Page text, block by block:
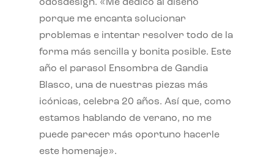
odosdesign. «Me dedico al diseño
porque me encanta solucionar
problemas e intentar resolver todo de la
forma más sencilla y bonita posible. Este
año el parasol Ensombra de Gandia
Blasco, una de nuestras piezas más
icónicas, celebra 20 años. Así que, como
estamos hablando de verano, no me
puede parecer más oportuno hacerle
este homenaje».